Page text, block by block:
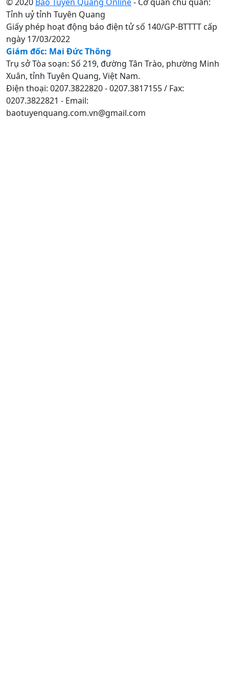
Tỉnh uỷ tỉnh Tuyên Quang
Giấy phép hoạt động báo điện tử số 140/GP-BTTTT cấp
ngày 17/03/2022
Giám đốc: Mai Đức Thông
Trụ sở Tòa soạn: Số 219, đường Tân Trào, phường Minh
Xuân, tỉnh Tuyên Quang, Việt Nam.
Điện thoại: 0207.3822820 - 0207.3817155 / Fax:
0207.3822821 - Email:
baotuyenquang.com.vn@gmail.com